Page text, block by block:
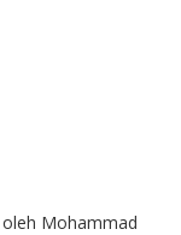
Mohammad